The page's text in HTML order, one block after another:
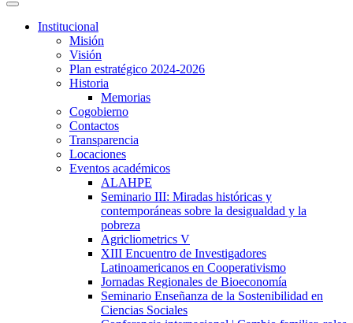
Institucional
Misión
Visión
Plan estratégico 2024-2026
Historia
Memorias
Cogobierno
Contactos
Transparencia
Locaciones
Eventos académicos
ALAHPE
Seminario III: Miradas históricas y
contemporáneas sobre la desigualdad y la
pobreza
Agricliometrics V
XIII Encuentro de Investigadores
Latinoamericanos en Cooperativismo
Jornadas Regionales de Bioeconomía
Seminario Enseñanza de la Sostenibilidad en
Ciencias Sociales